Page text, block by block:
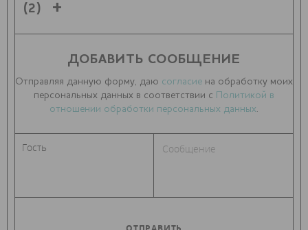
(2)
ДОБАВИТЬ СООБЩЕНИЕ
Отправляя данную форму, даю согласие на обработку моих
персональных данных в соответствии с Политикой в
отношении обработки персональных данных.